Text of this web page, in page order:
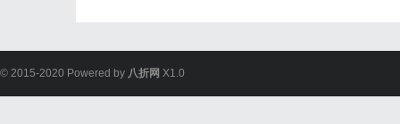
© 2015-2020 Powered by 八折网 X1.0